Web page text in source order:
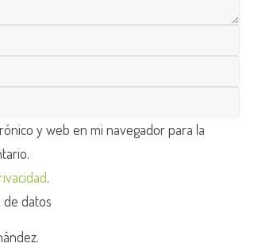
y web en mi navegador para la
.
datos